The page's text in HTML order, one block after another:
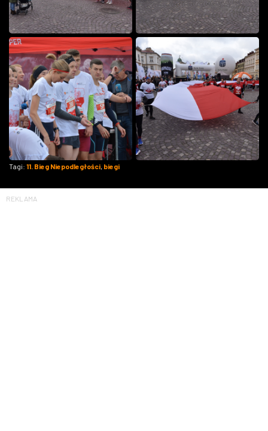
Tagi: 11. Bieg Niepodległości biegi
REKLAMA